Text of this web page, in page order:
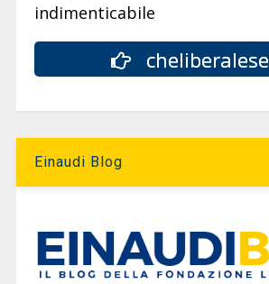
indimenticabile
Einaudi Blog